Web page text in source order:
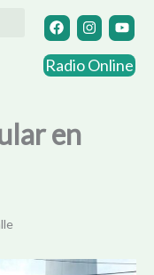
F
a
c
e
b
I
n
s
t
a
Y
o
u
t
u
Radio Online
en